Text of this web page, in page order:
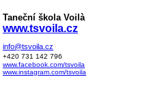
Taneční škola Voilà
www.tsvoila.cz
info@tsvoila.cz
+420 731 142 796
www.facebook.com/tsvoila
www.instagram.com/tsvoila